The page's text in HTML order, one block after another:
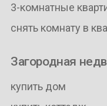
3-комнатные
снять комнату в
Загородная
купить дом